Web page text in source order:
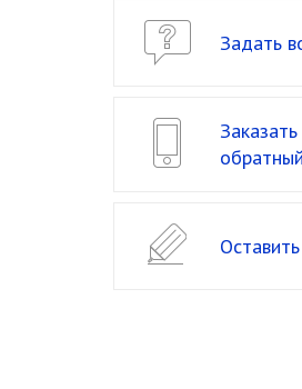
Задать
Заказать